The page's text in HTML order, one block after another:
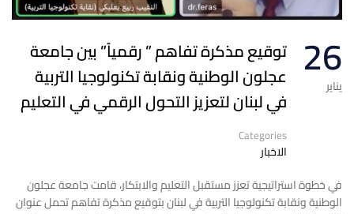
26
يناير
توقيع مذكرة تفاهم ” رقمياً” بين جامعة
عجلون الوطنية ونقابة تكنولوجيا التربية
في لبنان لتعزيز التحول الرقمي في التعليم
Categories
الاخبار
في خطوة استراتيجية تعزز مستقبل التعليم والابتكار، قامت جامعة عجلون
الوطنية ونقابة تكنولوجيا التربية في لبنان بتوقيع مذكرة تفاهم تحمل عنوان